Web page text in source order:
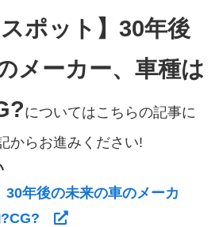
スポット】30年後
メーカー、車種は
についてはこちらの記事に
からお進みください!
30年後の未来の車のメーカ
?CG?